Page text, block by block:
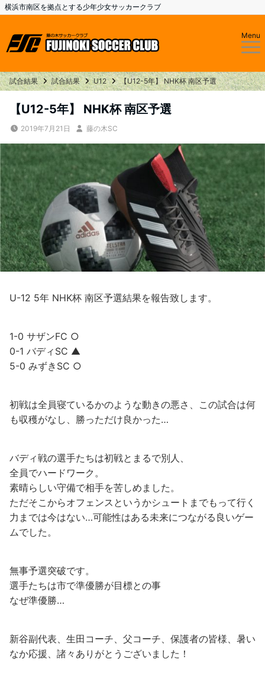
横浜市南区を拠点とする少年少女サッカークラブ
Menu
試合結果 試合結果 U12 【U12-5年】 NHK杯 南区予選
【U12-5年】 NHK杯 南区予選
2019年7月21日 藤の木SC
U-12 5年 NHK杯 南区予選結果を報告致します。
1-0 サザンFC ○
0-1 バディSC ▲
5-0 みずきSC ○
初戦は全員寝ているかのような動きの悪さ、この試合は何
も収穫がなし、勝っただけ良かった…
バディ戦の選手たちは初戦とまるで別人、
全員でハードワーク。
素晴らしい守備で相手を苦しめました。
ただそこからオフェンスというかシュートまでもって行く
力までは今はない…可能性はある未来につながる良いゲー
ムでした。
無事予選突破です。
選手たちは市で準優勝が目標との事
なぜ準優勝…
新谷副代表、生田コーチ、父コーチ、保護者の皆様、暑い
なか応援、諸々ありがとうございました！